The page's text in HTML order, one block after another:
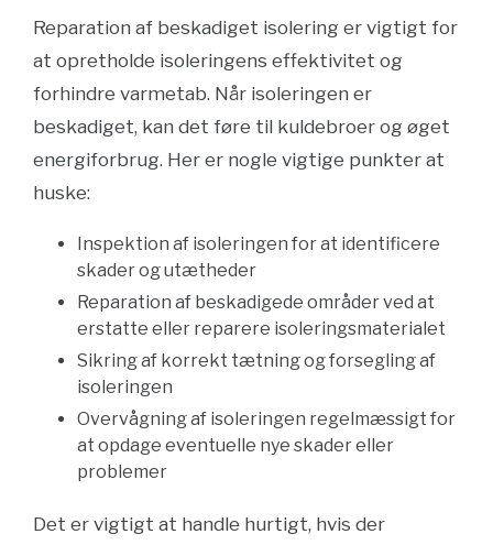
Reparation af beskadiget isolering er vigtigt for
at opretholde isoleringens effektivitet og
forhindre varmetab. Når isoleringen er
beskadiget, kan det føre til kuldebroer og øget
energiforbrug. Her er nogle vigtige punkter at
huske:
Inspektion af isoleringen for at identificere
skader og utætheder
Reparation af beskadigede områder ved at
erstatte eller reparere isoleringsmaterialet
Sikring af korrekt tætning og forsegling af
isoleringen
Overvågning af isoleringen regelmæssigt for
at opdage eventuelle nye skader eller
problemer
Det er vigtigt at handle hurtigt, hvis der